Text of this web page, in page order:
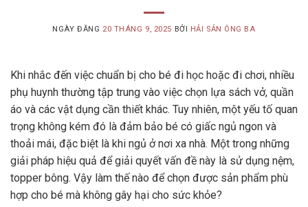
NGÀY ĐĂNG 20 THÁNG 9, 2025 BỞI HẢI SẢN ÔNG BA
Khi nhắc đến việc chuẩn bị cho bé đi học hoặc đi chơi, nhiều
phụ huynh thường tập trung vào việc chọn lựa sách vở, quần
áo và các vật dụng cần thiết khác. Tuy nhiên, một yếu tố quan
trọng không kém đó là đảm bảo bé có giấc ngủ ngon và
thoải mái, đặc biệt là khi ngủ ở nơi xa nhà. Một trong những
giải pháp hiệu quả để giải quyết vấn đề này là sử dụng nệm,
topper bông. Vậy làm thế nào để chọn được sản phẩm phù
hợp cho bé mà không gây hại cho sức khỏe?